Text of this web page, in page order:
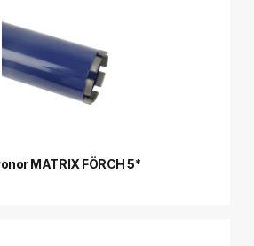
MATRIX FÖRCH 5*